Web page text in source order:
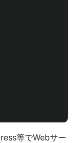
等でWebサー